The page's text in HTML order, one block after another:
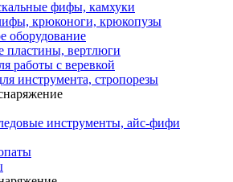
фифы, камхуки
крюконоги, крюкопузы
оборудование
пластины, вертлюги
работы с веревкой
инструмента, стропорезы
инструменты, айс-фифи